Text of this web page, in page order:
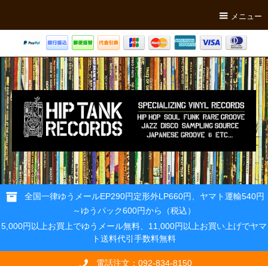
メニュー
全国一律ゆうメールEP290円定形外LP660円、ヤマト運輸540円
～ゆうパック600円から（税込）
5,000円以上お買上でゆうメール無料、11,000円以上お買い上げでヤマ
ト送料代引手数料無料
電話注文：092-834-8150